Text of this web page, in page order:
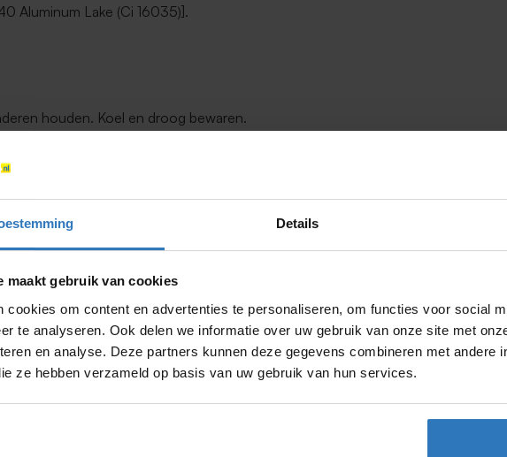
Details
maakt gebruik van cookies
cookies om content en advertenties te personaliseren, om functies voor social
te analyseren. Ook delen we informatie over uw gebruik van onze site met
en analyse. Deze partners kunnen deze gegevens combineren met andere
ze hebben verzameld op basis van uw gebruik van hun services.
Aluminum Lake (Ci 16035)].
houden. Koel en droog bewaren.
Kijk eens in deze categorieën